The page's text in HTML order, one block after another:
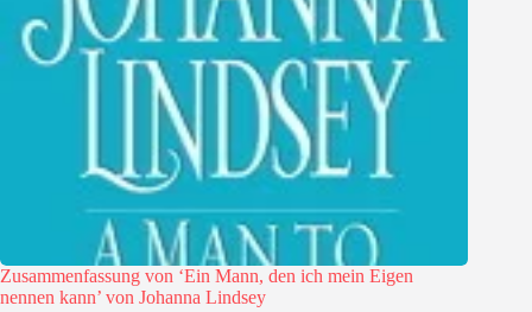
Zusammenfassung von ‘Ein Mann, den ich mein Eigen
nennen kann’ von Johanna Lindsey